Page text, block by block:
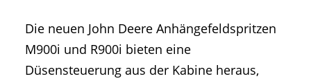
Die neuen John Deere Anhängefeldspritzen
M900i und R900i bieten eine
Düsensteuerung aus der Kabine heraus,